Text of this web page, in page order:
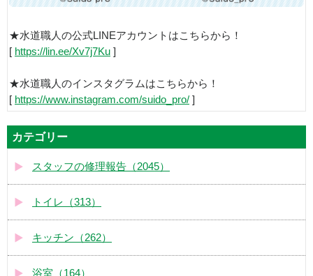
★水道職人の公式LINEアカウントはこちらから！
[ https://lin.ee/Xv7j7Ku ]
★水道職人のインスタグラムはこちらから！
[ https://www.instagram.com/suido_pro/ ]
カテゴリー
スタッフの修理報告（2045）
トイレ（313）
キッチン（262）
浴室（164）